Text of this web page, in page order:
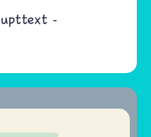
-